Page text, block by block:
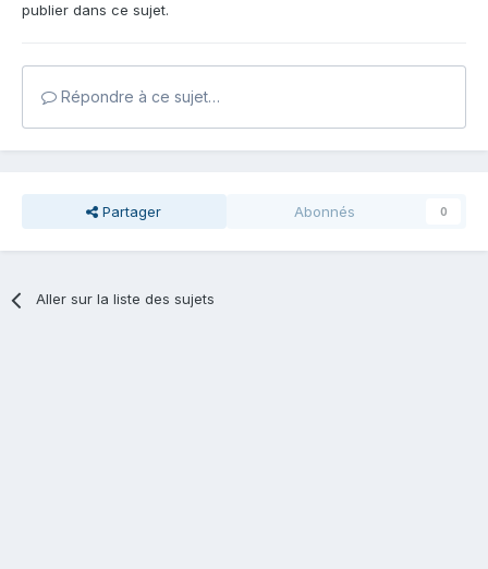
publier dans ce sujet.
Répondre à ce sujet…
Partager Abonnés 0
Aller sur la liste des sujets